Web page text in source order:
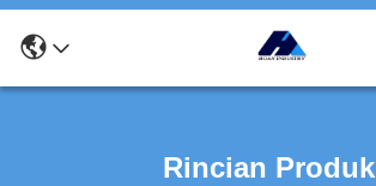
Rincian Produk